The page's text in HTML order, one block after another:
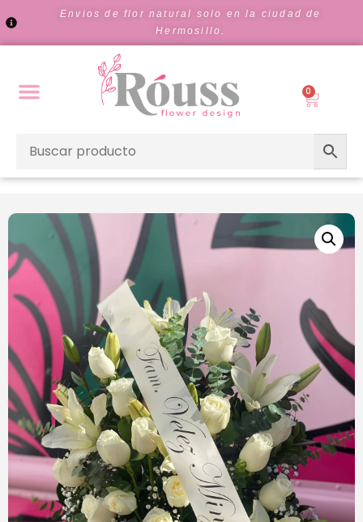
Envios de flor natural solo en la ciudad de
Hermosillo.
0